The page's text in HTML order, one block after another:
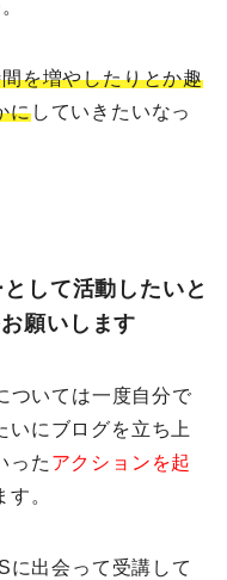
を増やしたりとか趣
にしていきたいなっ
して活動したいと
願いします
ついては一度自分で
いにブログを立ち上
った アクションを起
。
に出会って受講して